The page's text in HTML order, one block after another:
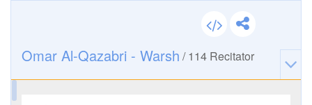
Omar Al-Qazabri - Warsh /114 Recitator